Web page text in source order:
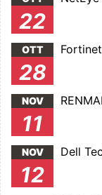
22
OTT
28
NOV
11
NOV
12
Dell